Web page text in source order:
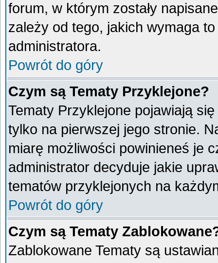
forum, w którym zostały
zależy od tego, jakich wymaga
administratora.
Powrót do góry
Czym są Tematy Przyklejone?
Tematy Przyklejone pojawiają
tylko na pierwszej jego stronie.
miarę możliwości powinieneś je
administrator decyduje jakie
tematów przyklejonych na
Powrót do góry
Czym są Tematy
Zablokowane Tematy są